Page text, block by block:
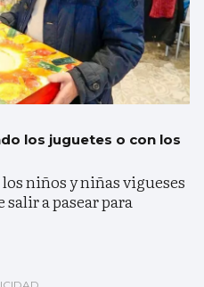
los juguetes o con los
niños y niñas vigueses
a pasear para